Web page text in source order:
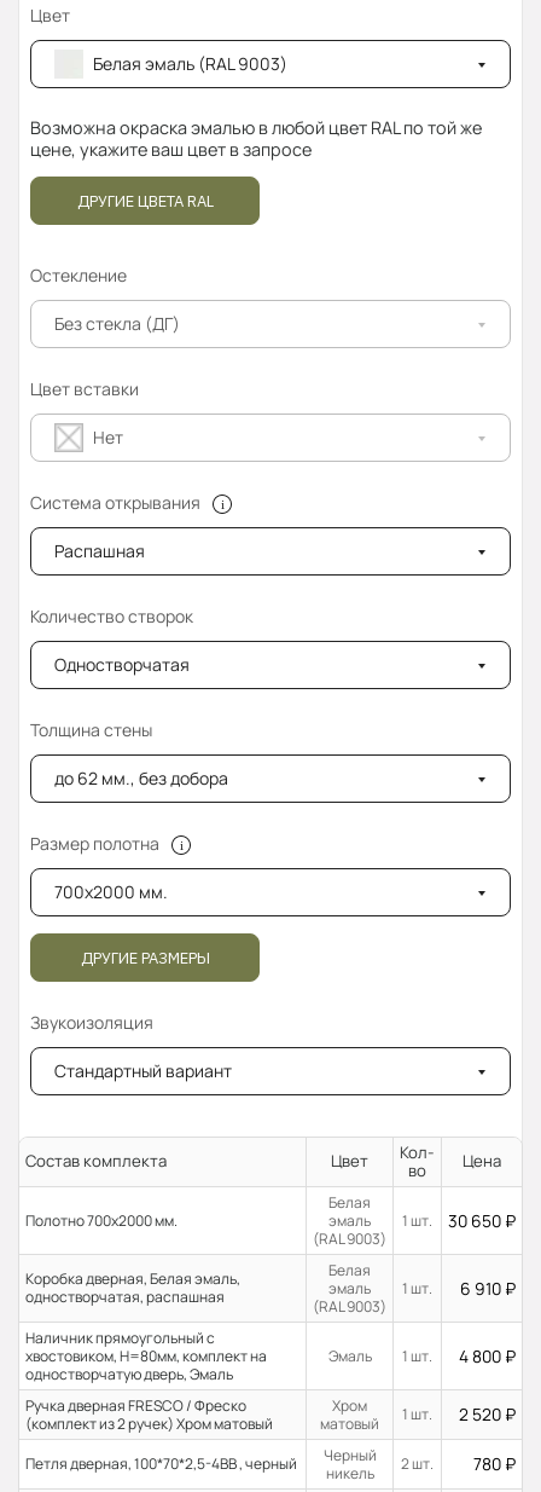
Цвет
Белая эмаль (RAL 9003)
Возможна окраска эмалью в любой цвет RAL по той же
цене, укажите ваш цвет в запросе
ДРУГИЕ ЦВЕТА RAL
Остекление
Без стекла (ДГ)
Цвет вставки
Нет
Система открывания
Распашная
Количество створок
Одностворчатая
Толщина стены
до 62 мм., без добора
Размер полотна
700x2000 мм.
ДРУГИЕ РАЗМЕРЫ
Звукоизоляция
Стандартный вариант
Состав комплекта Цвет
Кол-
во
Цена
Полотно 700x2000 мм.
Белая
эмаль
(RAL 9003)
1 шт. 30 650 ₽
Коробка дверная, Белая эмаль,
одностворчатая, распашная
Белая
эмаль
(RAL 9003)
1 шт. 6 910 ₽
Наличник прямоугольный с
хвостовиком, H=80мм, комплект на
одностворчатую дверь, Эмаль
Эмаль 1 шт. 4 800 ₽
Ручка дверная FRESCO / Фреско
(комплект из 2 ручек) Хром матовый
Хром
матовый
1 шт. 2 520 ₽
Петля дверная, 100*70*2,5-4ВВ , черный
Черный
никель
2 шт. 780 ₽